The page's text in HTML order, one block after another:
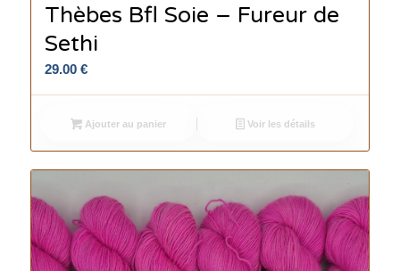
Thèbes Bfl Soie – Fureur de
Sethi
29.00 €
Ajouter au panier Voir les détails